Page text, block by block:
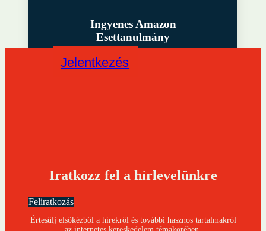
Ingyenes Amazon
Esettanulmány
Jelentkezés
Iratkozz fel a hírlevelünkre
Feliratkozás
Értesülj elsőkézből a hírekről és további hasznos tartalmakról